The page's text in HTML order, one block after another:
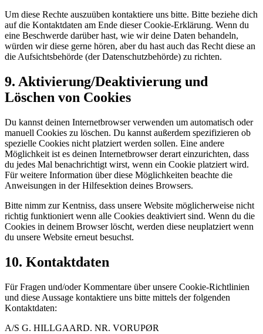
Um diese Rechte auszuüben kontaktiere uns bitte. Bitte beziehe dich
auf die Kontaktdaten am Ende dieser Cookie-Erklärung. Wenn du
eine Beschwerde darüber hast, wie wir deine Daten behandeln,
würden wir diese gerne hören, aber du hast auch das Recht diese an
die Aufsichtsbehörde (der Datenschutzbehörde) zu richten.
9. Aktivierung/Deaktivierung und
Löschen von Cookies
Du kannst deinen Internetbrowser verwenden um automatisch oder
manuell Cookies zu löschen. Du kannst außerdem spezifizieren ob
spezielle Cookies nicht platziert werden sollen. Eine andere
Möglichkeit ist es deinen Internetbrowser derart einzurichten, dass
du jedes Mal benachrichtigt wirst, wenn ein Cookie platziert wird.
Für weitere Information über diese Möglichkeiten beachte die
Anweisungen in der Hilfesektion deines Browsers.
Bitte nimm zur Kentniss, dass unsere Website möglicherweise nicht
richtig funktioniert wenn alle Cookies deaktiviert sind. Wenn du die
Cookies in deinem Browser löscht, werden diese neuplatziert wenn
du unsere Website erneut besuchst.
10. Kontaktdaten
Für Fragen und/oder Kommentare über unsere Cookie-Richtlinien
und diese Aussage kontaktiere uns bitte mittels der folgenden
Kontaktdaten:
A/S G. HILLGAARD. NR. VORUPØR